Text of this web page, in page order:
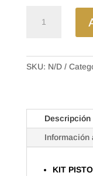
54MM
OPTRA
KIA
SKU: N/D
Descripción
Información
KIT